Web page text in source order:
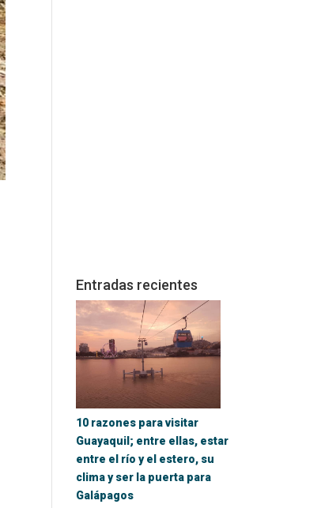
Entradas recientes
10 razones para visitar
Guayaquil; entre ellas, estar
entre el río y el estero, su
clima y ser la puerta para
Galápagos